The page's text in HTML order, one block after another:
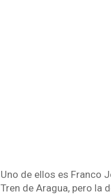
Uno de ellos es Franco
Tren de Aragua, pero la